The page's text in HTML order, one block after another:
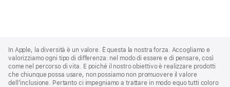
Footer
In Apple, la diversità è un valore. È questa la nostra forza. Accogliamo e
valorizziamo ogni tipo di differenza: nel modo di essere e di pensare, così
come nel percorso di vita. E poiché il nostro obiettivo è realizzare prodotti
che chiunque possa usare, non possiamo non promuovere il valore
dell’inclusione. Pertanto ci impegniamo a trattare in modo equo tutti coloro